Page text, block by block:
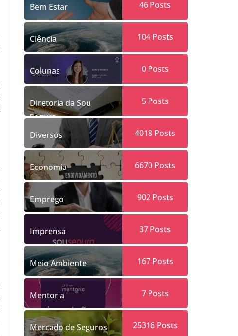
Bem Estar 46 Posts
Ciência 104Posts
Colunas 0Posts
Diretoria da Sou
Segura
5Posts
Diversos 4018 Posts
Economia 6670 Posts
Emprego 902Posts
Imprensa 37 Posts
Meio Ambiente 167Posts
Mentoria 7Posts
Mercado de Seguros 25316Posts